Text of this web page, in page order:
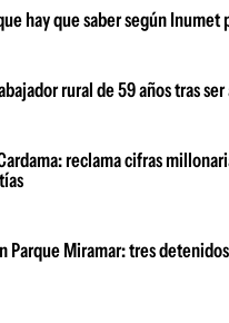
hay que saber según Inumet
rural de 59 años tras
reclama cifras
Miramar: tres